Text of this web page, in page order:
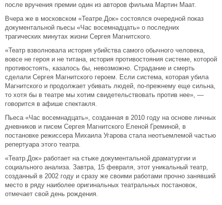
после вручения премии один из авторов фильма Мартин Маат.
Вчера же в московском «Театре.Док» состоялся очередной показ
документальной пьесы «Час восемнадцать» о последних
трагических минутах жизни Сергея Магнитского.
«Театр взволновала история убийства самого обычного человека,
вовсе не героя и не титана, история противостояния системе, которой
противостоять, казалось бы, невозможно. Страдание и смерть
сделали Сергея Магнитского героем. Если система, которая убила
Магнитского и продолжает убивать людей, по-прежнему еще сильна,
то хотя бы в театре мы хотим свидетельствовать против нее», —
говорится в афише спектакля.
Пьеса «Час восемнадцать», созданная в 2010 году на основе личных
дневников и писем Сергея Магнитского Еленой Греминой, в
постановке режиссера Михаила Угарова стала неотъемлемой частью
репертуара этого театра.
«Театр.Док» работает на стыке документальной драматургии и
социального анализа. Завтра, 15 февраля, этот уникальный театр,
созданный в 2002 году и сразу же своими работами прочно занявший
место в ряду наиболее оригинальных театральных постановок,
отмечает свой день рождения.